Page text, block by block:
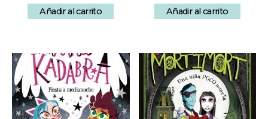
Añadir al carrito Añadir al carrito